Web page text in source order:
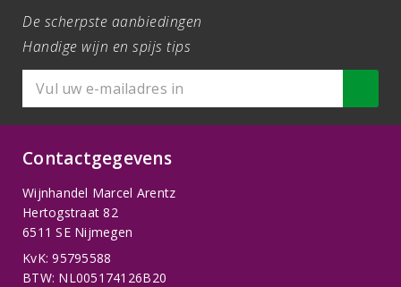
De scherpste aanbiedingen
Handige wijn en spijs tips
Contactgegevens
Wijnhandel Marcel Arentz
Hertogstraat 82
6511 SE Nijmegen
KvK: 95795588
BTW: NL005174126B20